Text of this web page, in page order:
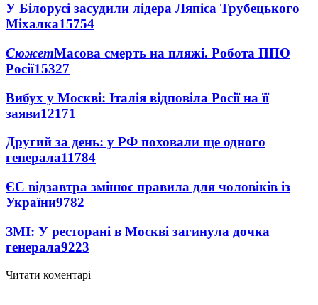
У Білорусі засудили лідера Ляпіса Трубецького
Міхалка15754
СюжетМасова смерть на пляжі. Робота ППО
Росії15327
Вибух у Москві: Італія відповіла Росії на її
заяви12171
Другий за день: у РФ поховали ще одного
генерала11784
ЄС відзавтра змінює правила для чоловіків із
України9782
ЗМІ: У ресторані в Москві загинула дочка
генерала9223
Читати коментарі